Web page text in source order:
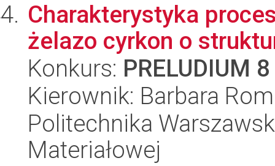
Charakterystyka
żelazo cyrkon o
Konkurs: PRELUDIUM 8
Kierownik: Barbara
Politechnika
Materiałowej